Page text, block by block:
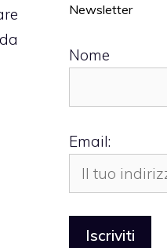
Newsletter
Nome
Email: